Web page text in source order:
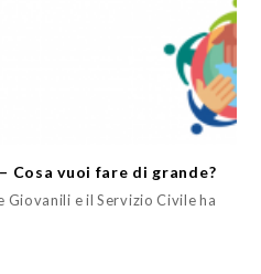
Cosa vuoi fare di grande?
e il Servizio Civile ha